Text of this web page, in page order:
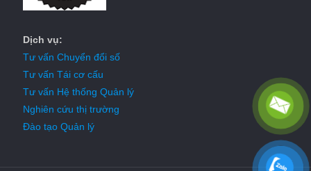
Dịch vụ:
Tư vấn Chuyển đổi số
Tư vấn Tái cơ cấu
Tư vấn Hệ thống Quản lý
Nghiên cứu thị trường
Đào tạo Quản lý